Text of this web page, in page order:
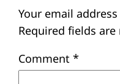
Your email
Required fields
Comment*